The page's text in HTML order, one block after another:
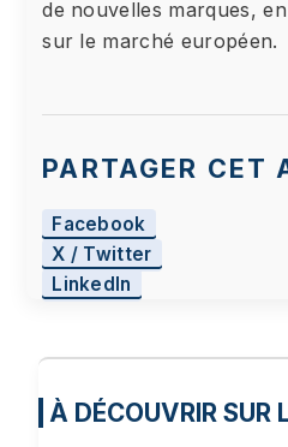
de nouvelles marques,
sur le marché européen.
PARTAGER CET
Facebook
X / Twitter
LinkedIn
À DÉCOUVRIR SUR